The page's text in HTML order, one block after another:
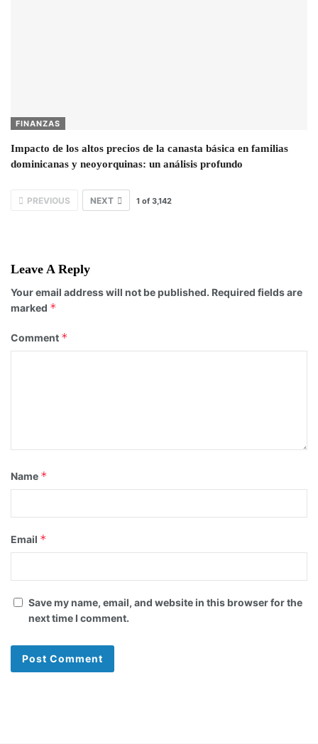
FINANZAS
Impacto de los altos precios de la canasta básica en familias
dominicanas y neoyorquinas: un análisis profundo
PREVIOUS NEXT 1 of 3,142
Leave A Reply
Your email address will not be published. Required fields are
marked *
Comment *
Name *
Email *
Save my name, email, and website in this browser for the
next time I comment.